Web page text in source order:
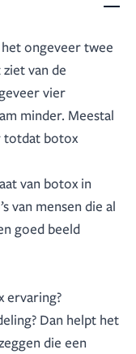
ongeveer twee
van de
vier
minder. Meestal
totdat botox
van botox in
van mensen die al
goed beeld
ervaring?
Dan helpt het
die een